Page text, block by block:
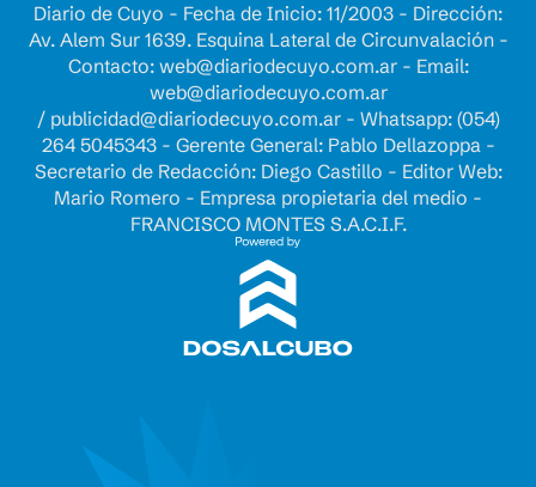
Diario de Cuyo - Fecha de Inicio: 11/2003 - Dirección:
Av. Alem Sur 1639. Esquina Lateral de Circunvalación -
Contacto: web@diariodecuyo.com.ar- Email:
web@diariodecuyo.com.ar
/ publicidad@diariodecuyo.com.ar- Whatsapp: (054)
264 5045343 - Gerente General: Pablo Dellazoppa -
Secretario de Redacción: Diego Castillo - Editor Web:
Mario Romero - Empresa propietaria del medio -
FRANCISCO MONTES S.A.C.I.F.